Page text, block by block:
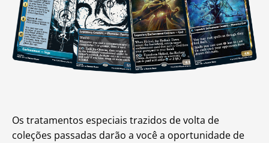
Os tratamentos especiais trazidos de volta de
coleções passadas darão a você a oportunidade de